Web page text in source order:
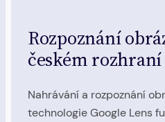
Rozpoznání
českém rozhraní
Nahrávání a rozpoznání
technologie Google Lens